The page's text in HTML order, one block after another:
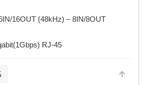
16OUT (48kHz) – 8IN/8OUT
RJ-45